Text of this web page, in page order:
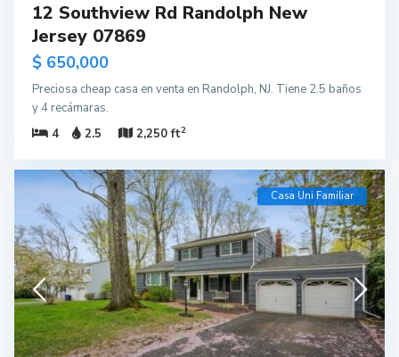
12 Southview Rd Randolph New
Jersey 07869
$ 650,000
Preciosa cheap casa en venta en Randolph, NJ. Tiene 2.5 baños
y 4 recámaras.
4
2.5 2,250 ft2
Casa Uni Familiar